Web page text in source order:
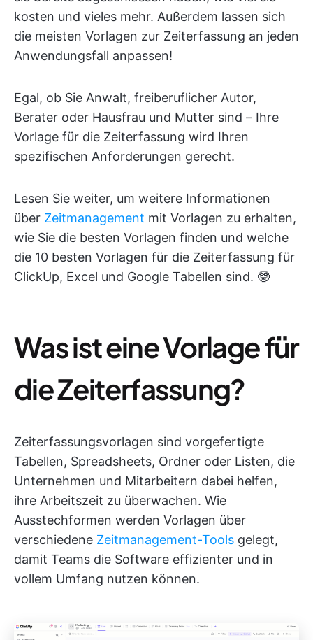
kosten und vieles mehr. Außerdem lassen sich
die meisten Vorlagen zur Zeiterfassung an jeden
Anwendungsfall anpassen!
Egal, ob Sie Anwalt, freiberuflicher Autor,
Berater oder Hausfrau und Mutter sind – Ihre
Vorlage für die Zeiterfassung wird Ihren
spezifischen Anforderungen gerecht.
Lesen Sie weiter, um weitere Informationen
über Zeitmanagement mit Vorlagen zu erhalten,
wie Sie die besten Vorlagen finden und welche
die 10 besten Vorlagen für die Zeiterfassung für
ClickUp, Excel und Google Tabellen sind. 🤓
Was ist eine Vorlage für
die Zeiterfassung?
Zeiterfassungsvorlagen sind vorgefertigte
Tabellen, Spreadsheets, Ordner oder Listen, die
Unternehmen und Mitarbeitern dabei helfen,
ihre Arbeitszeit zu überwachen. Wie
Ausstechformen werden Vorlagen über
verschiedene Zeitmanagement-Tools gelegt,
damit Teams die Software effizienter und in
vollem Umfang nutzen können.